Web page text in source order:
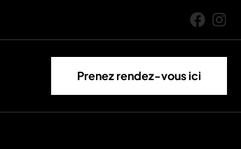
Prenez rendez-vous ici